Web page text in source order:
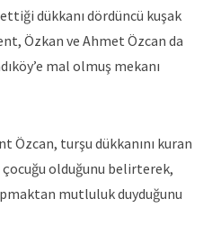
dükkanı dördüncü kuşak
Özkan ve Ahmet Özcan da
mal olmuş mekanı
Özcan, turşu dükkanını kuran
olduğunu belirterek,
mutluluk duyduğunu